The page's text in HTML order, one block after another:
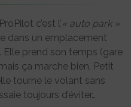
c’est l’« auto park »
dans un emplacement
Elle prend son temps (gare
ça marche bien. Petit
tourne le volant sans
toujours d’éviter…